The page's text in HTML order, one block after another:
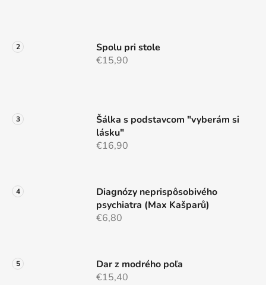
Spolu pri stole
€15,90
Šálka s podstavcom "vyberám si
lásku"
€16,90
Diagnózy neprispôsobivého
psychiatra (Max Kašparů)
€6,80
Dar z modrého poľa
€15,40